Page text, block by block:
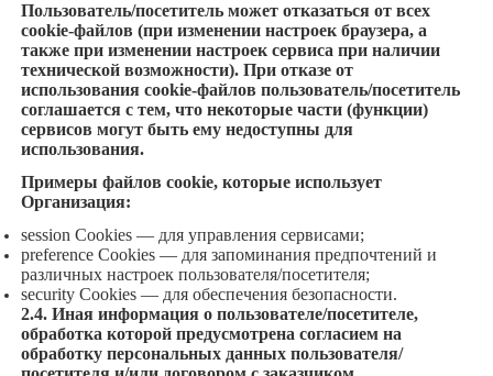
Пользователь/посетитель может отказаться от всех
cookie-файлов (при изменении настроек браузера, а
также при изменении настроек сервиса при наличии
технической возможности). При отказе от
использования cookie-файлов пользователь/посетитель
соглашается с тем, что некоторые части (функции)
сервисов могут быть ему недоступны для
использования.
Примеры файлов cookie, которые использует
Организация:
session Cookies — для управления сервисами;
preference Cookies — для запоминания предпочтений и
различных настроек пользователя/посетителя;
security Cookies — для обеспечения безопасности.
2.4. Иная информация о пользователе/посетителе,
обработка которой предусмотрена согласием на
обработку персональных данных пользователя/